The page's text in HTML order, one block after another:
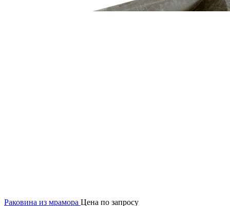
Раковина из мрамора Цена по запросу